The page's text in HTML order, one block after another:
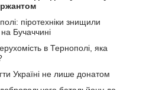
піротехніки знищили
Бучаччині
в Тернополі, яка
Україні не лише донатом